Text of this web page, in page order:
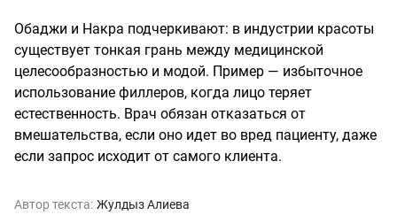
Обаджи и Накра подчеркивают: в индустрии красоты
существует тонкая грань между медицинской
целесообразностью и модой. Пример — избыточное
использование филлеров, когда лицо теряет
естественность. Врач обязан отказаться от
вмешательства, если оно идет во вред пациенту, даже
если запрос исходит от самого клиента.
Автор текста: Жулдыз Алиева